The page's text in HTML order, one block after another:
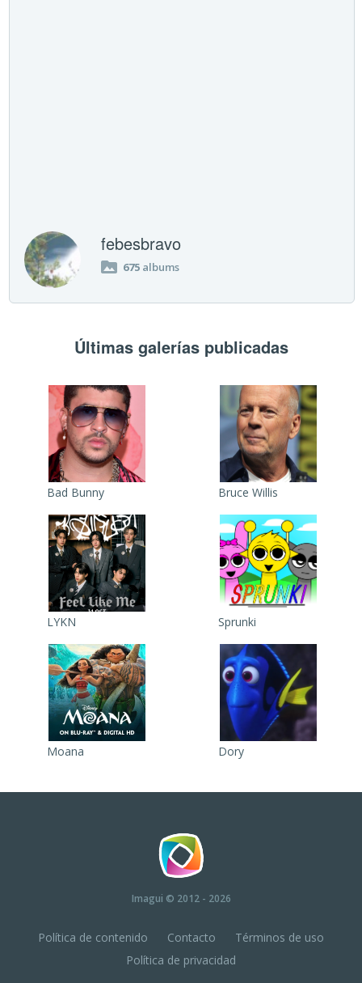
febesbravo
675 albums
Últimas galerías publicadas
Bad Bunny Bruce Willis
LYKN Sprunki
Moana Dory
Imagui © 2012 - 2026
Política de contenido Contacto
Términos de uso
Política de privacidad